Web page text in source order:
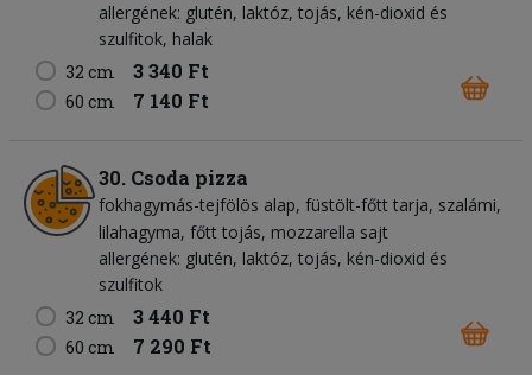
allergének: glutén, laktóz, tojás, kén-dioxid és
szulfitok, halak
32 cm
3 340 Ft
60 cm 7 140 Ft
30. Csoda pizza
fokhagymás-tejfölös alap füstölt-főtt tarja szalámi
lilahagyma főtt tojás mozzarella sajt
allergének: glutén, laktóz, tojás, kén-dioxid és
szulfitok
32 cm
3 440 Ft
60 cm 7 290 Ft